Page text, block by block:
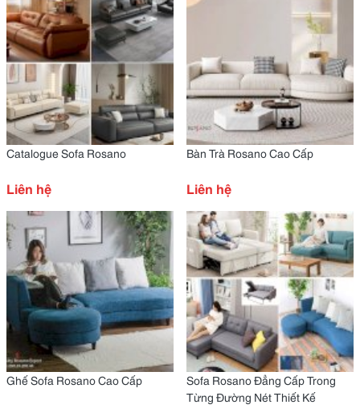
Catalogue Sofa Rosano
Liên hệ
Bàn Trà Rosano Cao Cấp
Liên hệ
Ghế Sofa Rosano Cao Cấp
Sofa Rosano Đẳng Cấp Trong
Từng Đường Nét Thiết Kế